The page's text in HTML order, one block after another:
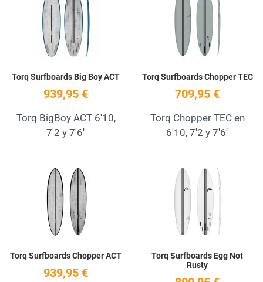
Torq Surfboards Big Boy ACT
939,95 €
Torq BigBoy ACT 6'10,
7'2 y 7'6''
Torq Surfboards Chopper TEC
709,95 €
Torq Chopper TEC en
6'10, 7'2 y 7'6''
Add to Wishlist
Torq Surfboards Chopper ACT
939,95 €
Torq Surfboards Egg Not
Rusty